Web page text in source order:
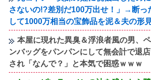
さないの!?差別だ100万出せ！」→断っ
して1000万相当の宝飾品を泥＆夫の形
本屋に現れた異臭＆浮浪者風の男、
ンバッグをパンパンにして無会計で退
され「なんで？」と本気で困惑ｗｗｗ